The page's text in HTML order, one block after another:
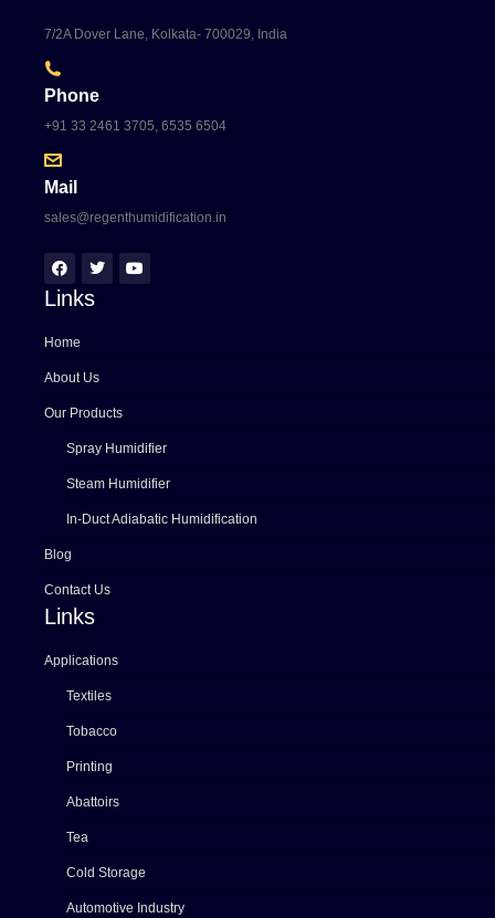
7/2A Dover Lane, Kolkata- 700029, India
Phone
+91 33 2461 3705, 6535 6504
Mail
sales@regenthumidification.in
Links
Home
About Us
Our Products
Spray Humidifier
Steam Humidifier
In-Duct Adiabatic Humidification
Blog
Contact Us
Links
Applications
Textiles
Tobacco
Printing
Abattoirs
Tea
Cold Storage
Automotive Industry